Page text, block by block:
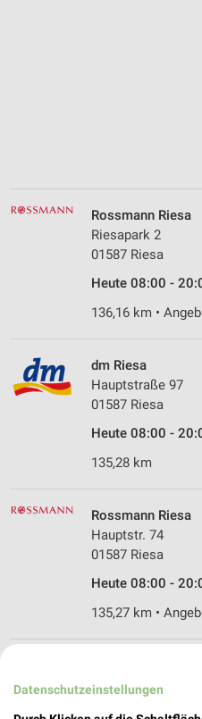
Rossmann Riesa
Riesapark 2
01587 Riesa
Heute 08:00 -
136,16 km •
dm Riesa
Hauptstraße 97
01587 Riesa
Heute 08:00 -
135,28 km
Rossmann Riesa
Hauptstr. 74
01587 Riesa
Heute 08:00 -
135,27 km •
Leipziger Str. 12
Datenschutzeinstellungen